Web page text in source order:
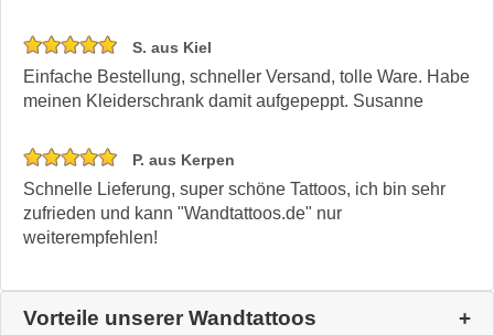
S. aus Kiel
Einfache Bestellung, schneller Versand, tolle Ware. Habe
meinen Kleiderschrank damit aufgepeppt. Susanne
P. aus Kerpen
Schnelle Lieferung, super schöne Tattoos, ich bin sehr
zufrieden und kann "Wandtattoos.de" nur
weiterempfehlen!
Vorteile unserer Wandtattoos